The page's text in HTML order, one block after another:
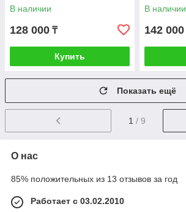
В наличии
128 000 ₸
Купить
В наличии
142 000
Показать ещё
1 / 9
О нас
85% положительных из 13 отзывов за год
Работает с 03.02.2010